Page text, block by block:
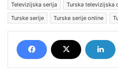
Televizijska serija
Turska televizijska
Turske serije
Turske serije online